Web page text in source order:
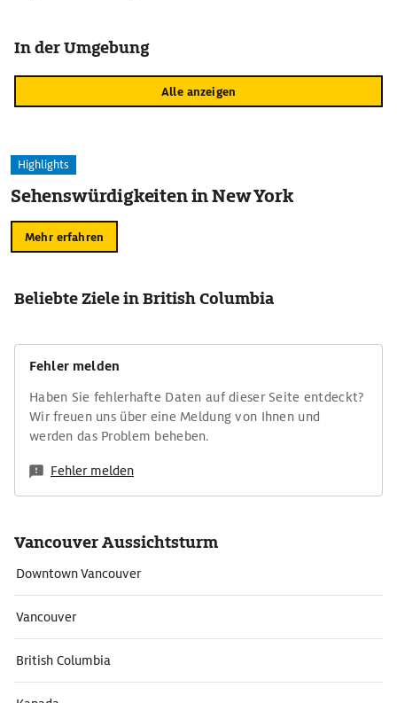
In der Umgebung
Alle anzeigen
Highlights
Sehenswürdigkeiten in New York
Mehr erfahren
Beliebte Ziele in British Columbia
Fehler melden
Haben Sie fehlerhafte Daten auf dieser Seite entdeckt?
Wir freuen uns über eine Meldung von Ihnen und
werden das Problem beheben.
Fehler melden
Vancouver Aussichtsturm
Downtown Vancouver
Vancouver
British Columbia